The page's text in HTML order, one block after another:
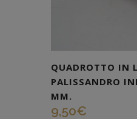
QUADROTTO IN
PALISSANDRO
MM.
9,50€